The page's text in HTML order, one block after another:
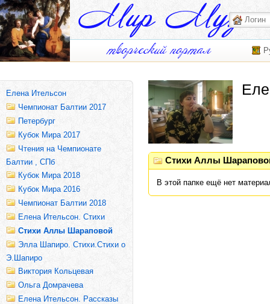
Елена Ительсон
Чемпионат Балтии 2017
Петербург
Кубок Мира 2017
Чтения на Чемпионате
Балтии , СПб
Кубок Мира 2018
Кубок Мира 2016
Чемпионат Балтии 2018
Елена Ительсон. Стихи
Стихи Аллы Шараповой
Элла Шапиро. Стихи.Стихи о
Э.Шапиро
Виктория Кольцевая
Ольга Домрачева
Елена Ительсон. Рассказы
Стихи Аллы
В этой папке ещё нет